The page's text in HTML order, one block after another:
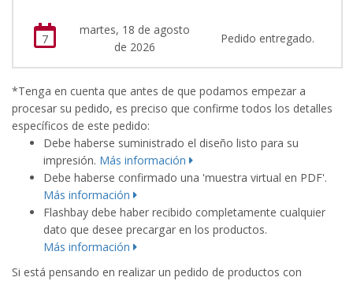
7
martes, 18 de agosto
de 2026
Pedido entregado.
*Tenga en cuenta que antes de que podamos empezar a
procesar su pedido, es preciso que confirme todos los detalles
específicos de este pedido:
Debe haberse suministrado el diseño listo para su
impresión. Más información
Debe haberse confirmado una 'muestra virtual en PDF'.
Más información
Flashbay debe haber recibido completamente cualquier
dato que desee precargar en los productos.
Más información
Si está pensando en realizar un pedido de productos con